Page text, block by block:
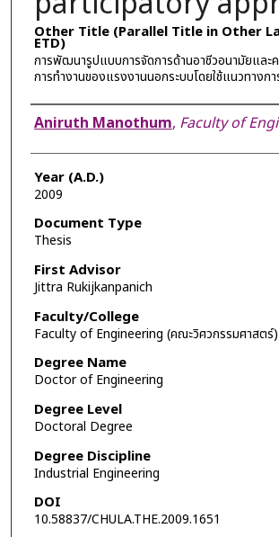
Other Title (Parallel Title in Other
ETD)
การพัฒนารูปแบบการจัดการด้านอาชีวอนามัยและ
การทำงานของแรงงานนอกระบบโดยใช้แนวทางก
Author
Aniruth Manothum, Faculty of
Year (A.D.)
2009
Document Type
Thesis
First Advisor
Jittra Rukijkanpanich
Faculty/College
Faculty of Engineering (คณะวิศวกรรมศาสตร์)
Degree Name
Doctor of Engineering
Degree Level
Doctoral Degree
Degree Discipline
Industrial Engineering
DOI
10.58837/CHULA.THE.2009.1651